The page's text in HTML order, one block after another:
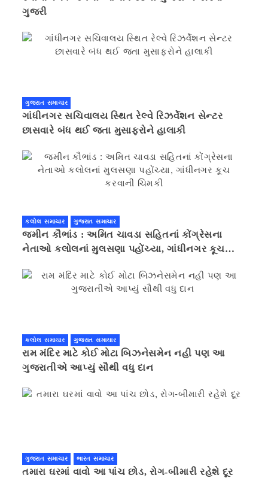
ગુજરી
ગુજરાત સમાચાર
ગાંધીનગર સચિવાલય સ્થિત રેલ્વે રિઝર્વેશન સેન્ટર
છાસવારે બંધ થઈ જતા મુસાફરોને હાલાકી
કલોલ સમાચાર ગુજરાત સમાચાર
જમીન કૌભાંડ : અમિત ચાવડા સહિતનાં કોંગ્રેસના
નેતાઓ કલોલનાં મુલસણા પહોંચ્યા, ગાંધીનગર કૂચ
કલોલ સમાચાર ગુજરાત સમાચાર
રામ મંદિર માટે કોઈ મોટા બિઝનેસમેન નહી પણ આ
ગુજરાતીએ આપ્યું સૌથી વધુ દાન
ગુજરાત સમાચાર ભારત સમાચાર
તમારા ઘરમાં વાવો આ પાંચ છોડ, રોગ-બીમારી રહેશે દૂર